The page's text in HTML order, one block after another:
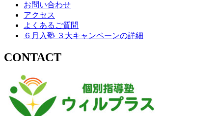
お問い合わせ
アクセス
よくあるご質問
６月入塾 ３大キャンペーンの詳細
CONTACT